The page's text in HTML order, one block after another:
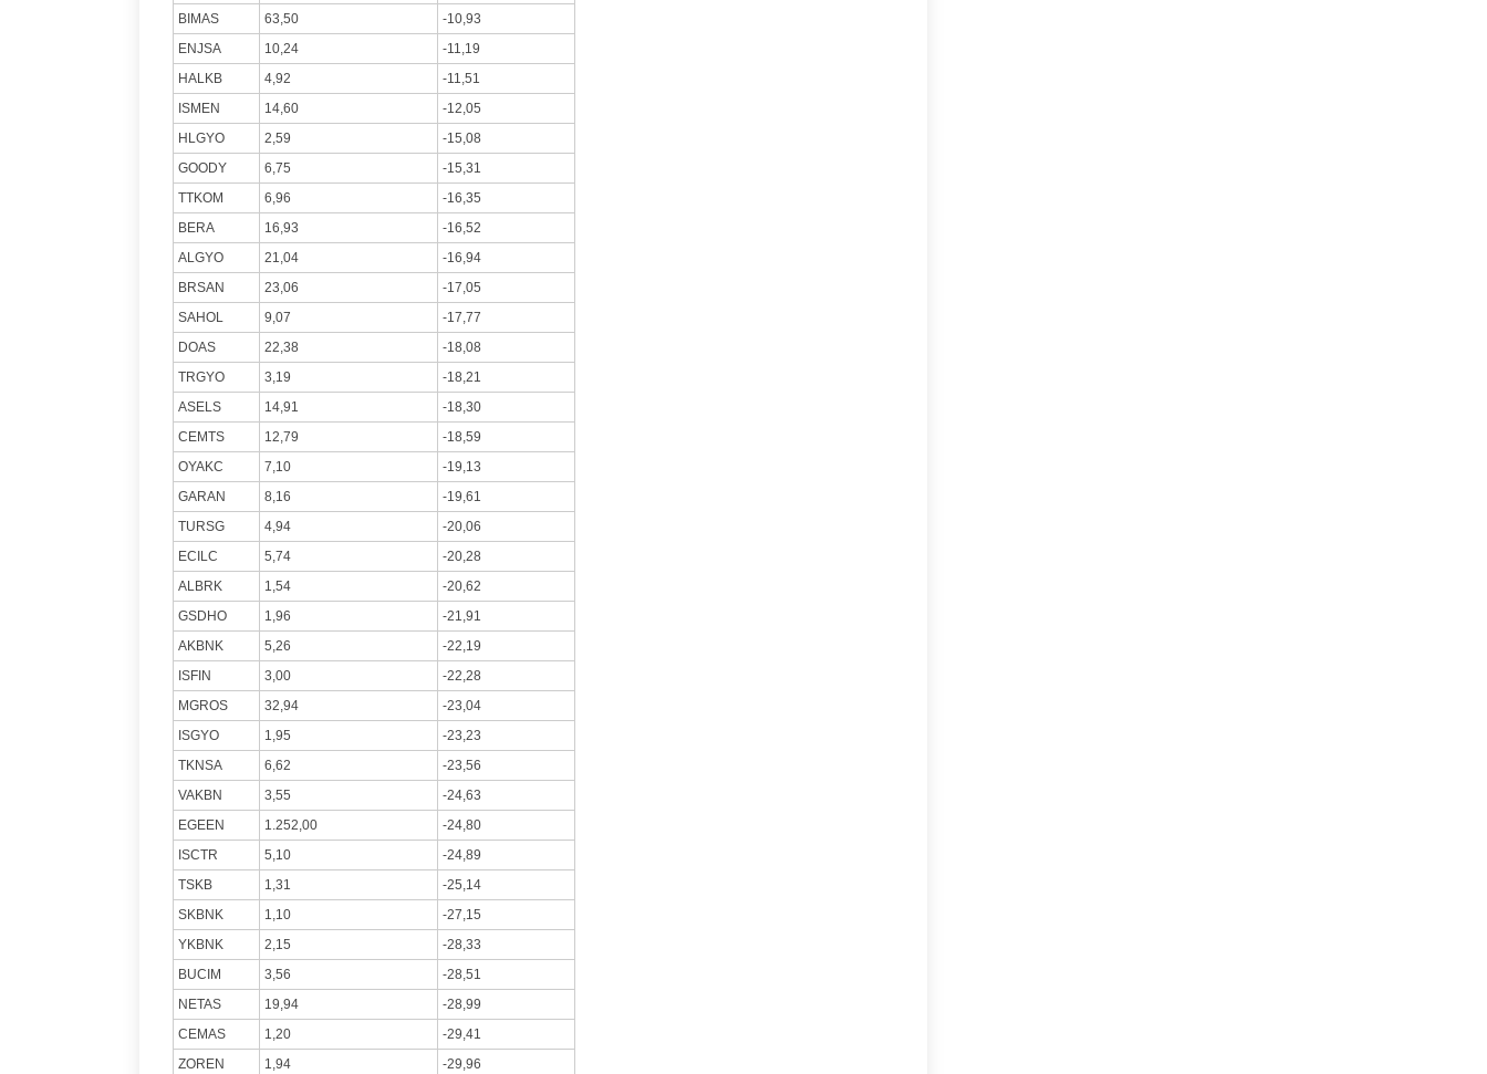
BIMAS
63,50
-10,93
ENJSA
10,24
-11,19
HALKB
4,92
-11,51
ISMEN
14,60
-12,05
HLGYO
2,59
-15,08
GOODY
6,75
-15,31
TTKOM
6,96
-16,35
BERA
16,93
-16,52
ALGYO
21,04
-16,94
BRSAN
23,06
-17,05
SAHOL
9,07
-17,77
DOAS
22,38
-18,08
TRGYO
3,19
-18,21
ASELS
14,91
-18,30
CEMTS
12,79
-18,59
OYAKC
7,10
-19,13
GARAN
8,16
-19,61
TURSG
4,94
-20,06
ECILC
5,74
-20,28
ALBRK
1,54
-20,62
GSDHO
1,96
-21,91
AKBNK
5,26
-22,19
ISFIN
3,00
-22,28
MGROS
32,94
-23,04
ISGYO
1,95
-23,23
TKNSA
6,62
-23,56
VAKBN
3,55
-24,63
EGEEN
1.252,00
-24,80
ISCTR
5,10
-24,89
TSKB
1,31
-25,14
SKBNK
1,10
-27,15
YKBNK
2,15
-28,33
BUCIM
3,56
-28,51
NETAS
19,94
-28,99
CEMAS
1,20
-29,41
ZOREN
1,94 -29,96